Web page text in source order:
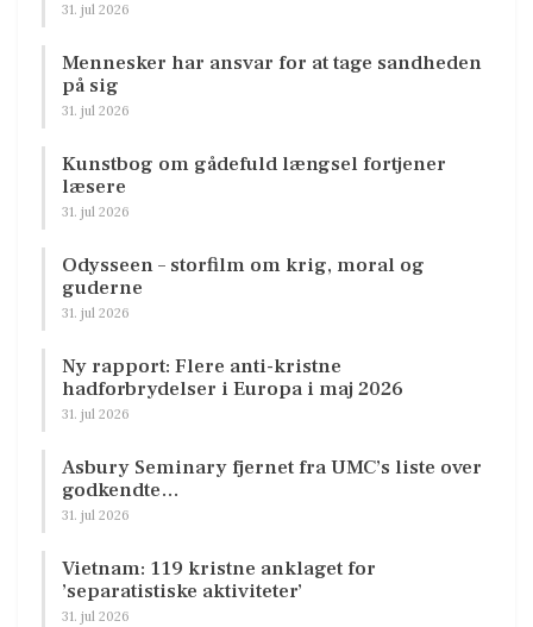
31. jul 2026
Mennesker har ansvar for at tage sandheden
på sig
31. jul 2026
Kunstbog om gådefuld længsel fortjener
læsere
31. jul 2026
Odysseen – storfilm om krig, moral og
guderne
31. jul 2026
Ny rapport: Flere anti-kristne
hadforbrydelser i Europa i maj 2026
31. jul 2026
Asbury Seminary fjernet fra UMC’s liste over
godkendte…
31. jul 2026
Vietnam: 119 kristne anklaget for
’separatistiske aktiviteter’
31. jul 2026